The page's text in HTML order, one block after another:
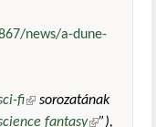
news/a-dune-
hivatkozás)
fi(külső hivatkozás)
sorozatának
fantasy(külső
”),